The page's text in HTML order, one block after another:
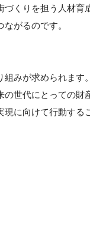
づくりを担う人材育
がるのです。
みが求められます。
の世代にとっての財
に向けて行動する